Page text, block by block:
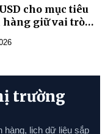
cho mục tiêu
hàng giữ vai trò
trường
hàng, lịch dữ liệu sắp